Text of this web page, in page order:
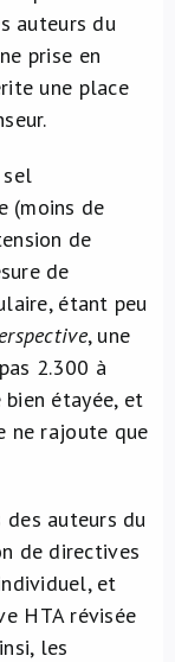
auteurs du
prise en
une place
(moins de
de
de
étant peu
, une
2.300 à
étayée, et
ne rajoute que
des auteurs du
de directives
et
HTA révisée
les